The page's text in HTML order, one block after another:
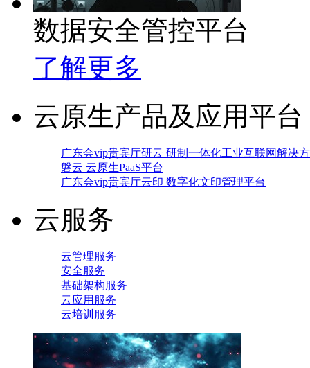
数据安全管控平台
了解更多
云原生产品及应用平台
广东会vip贵宾厅研云 研制一体化工业互联网解决
磐云 云原生PaaS平台
广东会vip贵宾厅云印 数字化文印管理平台
云服务
云管理服务
安全服务
基础架构服务
云应用服务
云培训服务